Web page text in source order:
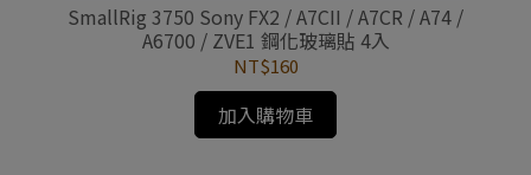
SmallRig 3750 Sony FX2 / A7CII / A7CR / A74 /
A6700 / ZVE1 鋼化玻璃貼 4入
NT$160
加入購物車